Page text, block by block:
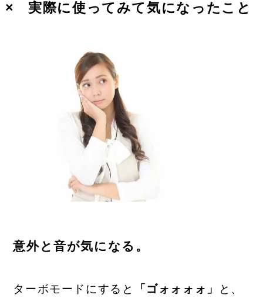
× 実際に使ってみて気になったこと
意外と音が気になる。
ターボモードにすると 「ゴォォォォ」
と、